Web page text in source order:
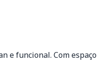
e funcional. Com